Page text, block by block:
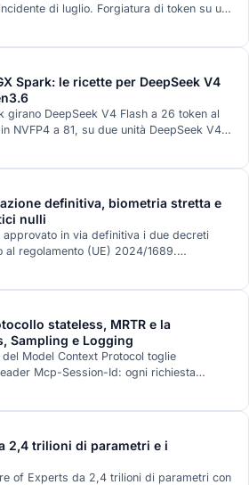
di luglio. Forgiatura di token su un
plugin Groovy usato come servizio di
documento scritto delle due aziende
Spark: le ricette per DeepSeek V4
girano DeepSeek V4 Flash a 26 token al
NVFP4 a 81, su due unità DeepSeek V4
5.2 con vision a 348k di contesto. Gli
GB10 da 128 GB e 273 GB/s, e le
è stato misurato.
definitiva, biometria stretta e
nulli
approvato in via definitiva i due decreti
al regolamento (UE) 2024/1689.
tempo reale solo con autorizzazione
e sanzioni allineate al rinvio del digital
stateless, MRTR e la
Sampling e Logging
Model Context Protocol toglie
Mcp-Session-Id: ogni richiesta
MCP sta dietro un load balancer come un
con dodici mesi di finestra.
2,4 trilioni di parametri e i
of Experts da 2,4 trilioni di parametri con